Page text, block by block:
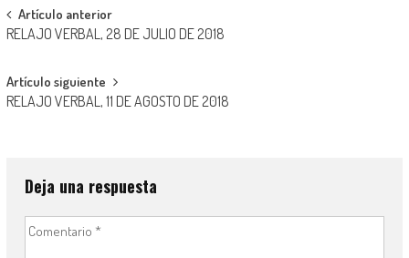
Navegación
de
entradas
Artículo anterior
RELAJO VERBAL, 28 DE JULIO DE 2018
Artículo siguiente
RELAJO VERBAL, 11 DE AGOSTO DE 2018
Deja una respuesta